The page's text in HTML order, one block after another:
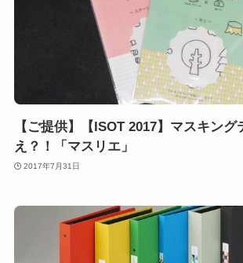
【ご提供】【ISOT 2017】マスキング
え？！「マスリエ」
2017年7月31日